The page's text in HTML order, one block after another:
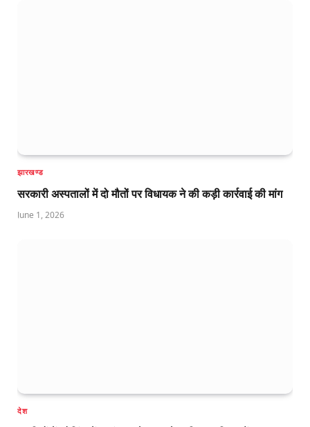
झारखण्ड
सरकारी अस्पतालों में दो मौतों पर विधायक ने की कड़ी कार्रवाई की मांग
June 1, 2026
देश